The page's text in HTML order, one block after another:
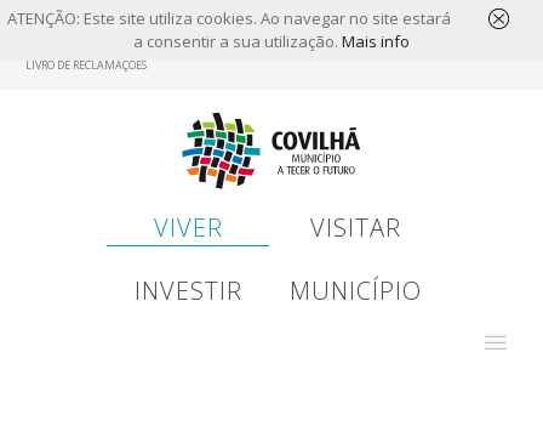
ATENÇÃO: Este site utiliza cookies. Ao navegar no site estará
a consentir a sua utilização. Mais info
LIVRO DE RECLAMAÇÕES
VIVER
VISITAR
INVESTIR
MUNICÍPIO